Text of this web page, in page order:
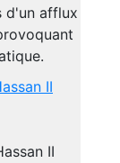
d'un afflux
II
II